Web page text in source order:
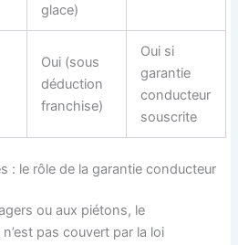
glace)
Oui (sous
déduction
franchise)
Oui si
garantie
conducteur
souscrite
: le rôle de la garantie conducteur
ou aux piétons, le
pas couvert par la loi